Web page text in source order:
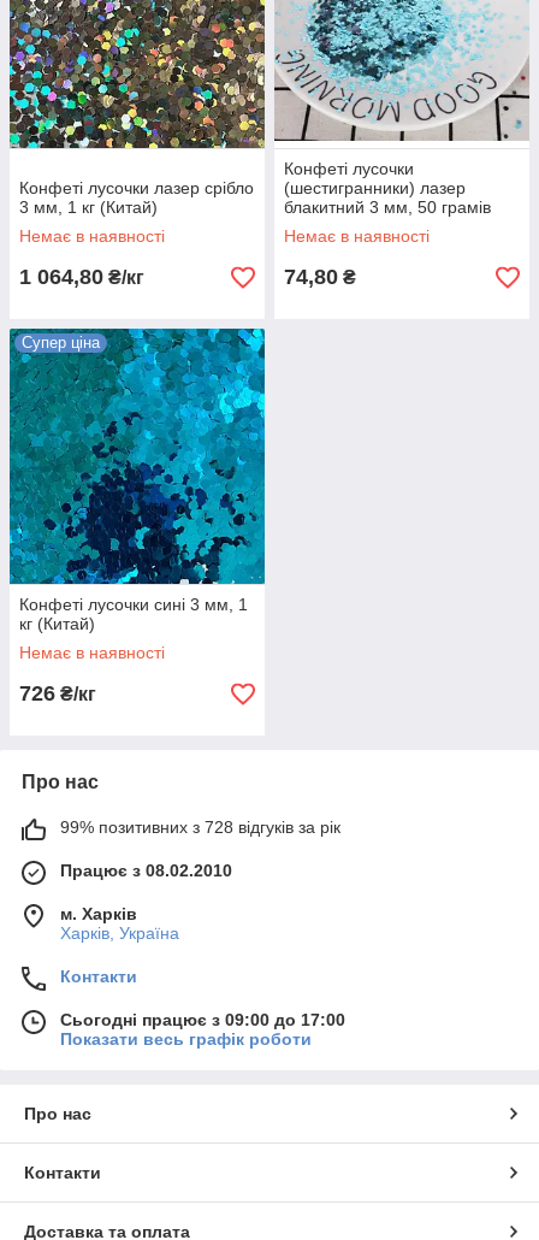
Конфеті лусочки лазер срібло
3 мм, 1 кг (Китай)
Немає в наявності
1 064,80 ₴/кг
Конфеті лусочки
(шестигранники) лазер
блакитний 3 мм, 50 грамів
(Китай)
Немає в наявності
74,80 ₴
Супер ціна
Конфеті лусочки сині 3 мм, 1
кг (Китай)
Немає в наявності
726 ₴/кг
Про нас
99% позитивних з 728 відгуків за рік
Працює з 08.02.2010
м. Харків
Харків, Україна
Контакти
Сьогодні працює з 09:00 до 17:00
Показати весь графік роботи
Про нас
Контакти
Доставка та оплата